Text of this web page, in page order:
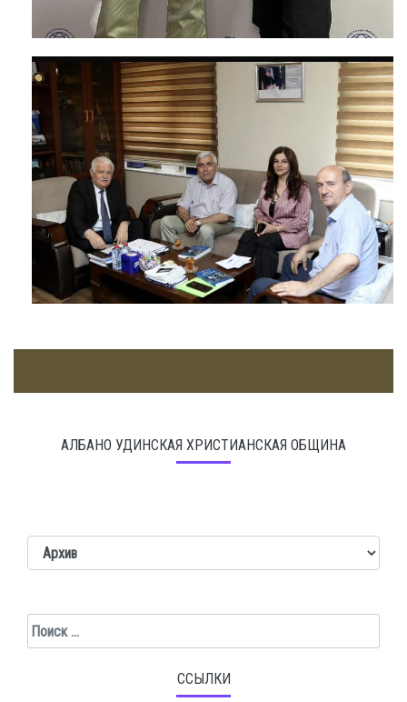
АЛБАНО УДИНСКАЯ ХРИСТИАНСКАЯ ОБЩИНА
ССЫЛКИ